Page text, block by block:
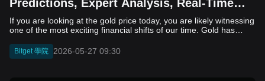
Predictions, Expert Analysis, Real-Time
Tracking & CFD Trading Guide on Bitget
If you are looking at the gold price today, you are likely witnessing one of the most exciting financial shifts of our time. Gold has always been the ultimate safe-haven asset, but the way modern investors interact with it is changing rapidly. You no longer need to buy heavy gold bars or deal with traditional, slow-moving brokers. Today, savvy investors are looking to trade gold on crypto exchange platforms that offer seamless integration of traditional finance (TradFi) and decentralized finance (DeFi). As we look toward the future, specifically the gold price prediction for 2026, the macroeconomic landscape suggests massive opportunities. Whether you are tracking gold price movements in US Dollars (XAUUSD), Australian Dollars (XAUAUD), Japanese Yen (XAUJPY), or Euros (XAUEUR), understanding where the market is going is crucial. More importantly, knowing where to trade is the key to success. For traders looking for gold exposure, the old methods, such as physical bars, vaults, and slow, bureaucratic bank transfers, are becoming relics of the past. Today, the smartest way to track gold price movements and capitalize on volatility is through the "Universal Exchange" (UEX) model. In this article, we will analyze the current gold market trends, discuss the price trajectory for the remainder of 2026, and explain why Bitget is currently the premier destination to trade gold on crypto exchanges. Understanding the Gold Market Landscape Gold's role as a safe-haven asset has strengthened considerably in recent years. Central banks worldwide continue accumulating gold reserves, a trend that influences gold price at the moment across all major trading pairs. The yellow metal serves multiple purposes: hedging against inflation, currency diversification, and portfolio protection during volatile market periods. Gold price today reflects complex market dynamics influenced by geopolitical tensions, currency fluctuations, interest rates, and inflation expectations. The current landscape shows gold maintaining its historical role as a safe-haven asset while attracting new demographics through digital trading platforms. Though the precious metals market remains volatile, XAUUSD (gold traded against the US dollar) remains the primary benchmark for global gold valuations. Tracking gold price has become more sophisticated, with minute-by-minute updates available across decentralized and centralized platforms. Current market conditions show institutional and retail investors increasingly seeking gold exposure through alternative channels beyond physical bullion. Gold price at the moment depends on several critical factors: ● Federal Reserve monetary policy decisions affecting interest rates ● US dollar strength against major currencies ● Geopolitical uncertainties creating safe-haven demand ● Inflation measurements influencing real asset demand ● Central bank purchasing patterns particularly from emerging markets When considering the gold price at the moment, traders must understand that precious metals markets operate continuously across global exchanges. The XAUUSD pair (gold against the US dollar) represents the primary benchmark, but traders seeking diversified exposure can also monitor XAUAUD (gold in Australian dollars), XAUJPY (gold in Japanese yen), and XAUEUR (gold in euros). These currency pairs matter significantly because gold prices fluctuate not only based on supply and demand dynamics but also on the relative strength of different fiat currencies. A weaker dollar typically correlates with higher gold prices when measured in USD, while a stronger yen might simultaneously show different XAUJPY dynamics. Gold Price at the Moment: A Historic Rally To understand where we are going, we must look at where we are. After a legendary 2025 that saw over 50 all-time highs, gold began 2026 by smashing through the $5,000 psychological barrier, reaching a peak of $5,597.99 per ounce in January. While the gold price today has seen some healthy consolidation—trading in a range between $4,500 and $4,900—market analysts view this not as a retreat, but as a "coiling spring." This period of sideways movement allows the market to digest gains before the next major leg up. The 2026 Gold Market: Why the Bull Run Isn't Over If you have been monitoring the gold price throughout early 2026, you have witnessed a historic performance. After shattering multiple all-time highs in January 2026, the precious metal has entered a phase of consolidation. As of May 2026, the market is trading in a robust channel, with prices hovering around $4,700 per ounce. Why is this happening? Analysts point to three structural drivers: 1. Central Bank Demand: Central banks globally are continuing their unprecedented accumulation of physical gold, seeking to diversify away from the U.S. Dollar. This provides a "floor" for the price that didn't exist in previous decades. 2. Geopolitical Uncertainty: With ongoing global tensions, gold remains the ultimate hedge against systemic risk. When the "real" world becomes unpredictable, capital flows into the one asset that carries no counterparty risk. 3. The "Permanent Bull" Narrative: Many institutional analysts now view the 2026 gold market as an "intact structural bull market." While the rapid climb seen in early 2026 has cooled, the consensus for year-end targets remains bullish, with some institutions projecting prices to push toward the $5,000–$6,000 range. Understanding the Price Action Whether you are tracking XAUUSD (Gold vs. US Dollar), XAUAUD, XAUJPY, or XAUEUR, the story is largely the same: gold is being treated as a high-liquidity, high-demand asset. The volatility we see today is not a sign of weakness; it is a sign of a market that is "digesting" its massive gains and preparing for the next leg of growth. Key Factors Influencing Gold Price in 2026 1. Central Bank Accumulation Central banks are no longer just "watching" gold; they are devouring it. In 2025, official sector buyers purchased over 860 tonnes of gold —more than double the decade average. As nations look to diversify away from traditional fiat systems, this structural demand creates a massive price floor that protects against significant downturns. 2. Geopolitical Tensions & Safe-Haven Demand Whether it is simmering trade disputes or regional conflicts, the "safe-haven" appeal of gold remains unmatched. In 2026, geopolitical risk is a primary driver. When uncertainty hits the headlines, capital flows out of risk assets and directly into gold. 3. Monetary Policy Decisions Central bank actions remain the primary gold price driver. The Federal Reserve's interest rate decisions, European Central Bank policies, and Bank of England strategies will collectively shape gold's trajectory through 2026. Markets are closely monitoring whether central banks maintain restrictive stances or pivot toward accommodation. 4. Inflation Dynamics While inflation rates have moderated from 2022 peaks, persistent above-target inflation could maintain upward pressure on gold prices. Investors seeking inflation protection traditionally gravitate toward physical commodities and gold specifically. 5. Currency Movements Gold prices measured in USD significantly influence other currency pairs like XAUAUD, XAUJPY, and XAUEUR. A weakening US dollar typically supports gold prices, as the metal becomes cheaper for foreign buyers. Currency market volatility directly impacts traders monitoring multiple gold pairs. 6. Industrial and Jewelry Demand Beyond investment demand, physical gold consumption for jewelry and industrial applications affects market dynamics. Developing economies experiencing economic growth typically see increased jewelry demand, providing a demand floor for gold prices. Gold Price Prediction 2026: Three Scenarios Conservative Projections Gold could trade between $5,000 and $5,500 per ounce by the end of 2026, assuming moderate inflation rates and stable geopolitical conditions. This projection reflects a measured appreciation from current levels, driven primarily by persistent inflation concerns and central bank policies. Conservative analysts point to the Federal Reserve's interest rate framework as the crucial determinant. Higher-for-longer interest rates typically suppress gold prices due to increased opportunity costs. However, if economic growth stalls, rate cuts could reignite gold's appeal as a non-yielding asset becomes more attractive relative to declining bond yields. Bullish Scenarios Optimistic forecasters envision gold reaching $6,300 per ounce by 2026. This bullish case assumes accelerating inflation, geopolitical tensions, and potential currency devaluation. Supply chain disruptions affecting gold mining and refining could further support elevated prices. The bullish narrative gains credence from sustained central bank demand. Global monetary authorities continue shifting reserves toward gold, a structural support factor that could drive prices higher regardless of short-term economic cycles. Additionally, emerging market central banks, particularly from BRICS nations, show increasing appetite for gold reserves, creating steady demand. Bearish Considerations Conversely, some analysts maintain a more cautious outlook, suggesting gold might consolidate between $4,000-$4,400 per ounce. This perspective assumes successful inflation control, economic normalization, and sustained higher interest rates throughout 2025 and into 2026. In this scenario, strong economic growth would reduce safe-haven demand, pressure gold prices downward. Rising real interest rates (nominal rates minus inflation) would particularly challenge gold's valuation, as investors find better returns in interest-bearing assets like Treasury bonds or corporate debt. Tracking Gold Price: Modern Solutions for Today's Investor Real-Time Price Monitoring Today's sophisticated tracking systems allow investors to monit
Bitget 學院 2026-05-27 09:30